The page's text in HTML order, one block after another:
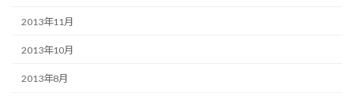
2013年11月
2013年10月
2013年8月